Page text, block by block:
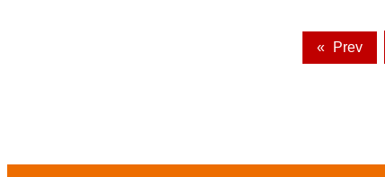
« Prev